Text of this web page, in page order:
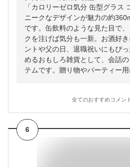
「カロリーゼロ気分 缶型グラス
ニークなデザインが魅力の約
です。缶飲料のような見た目で
クを注げば気分も一新。お酒好
ントや父の日、退職祝いにもぴ
めるおもしろ雑貨として、会話
テムです。贈り物やパーティー用
全てのおすすめコメン
6